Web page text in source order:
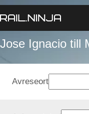
Jose Ignacio till
Avreseort